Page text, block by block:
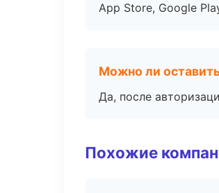
App Store, Google
Можно ли
Да, после
Похожие